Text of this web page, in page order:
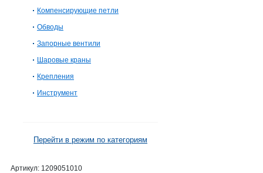
Компенсирующие петли
Обводы
Запорные вентили
Шаровые краны
Крепления
Инструмент
Перейти в режим по категориям
Артикул: 1209051010